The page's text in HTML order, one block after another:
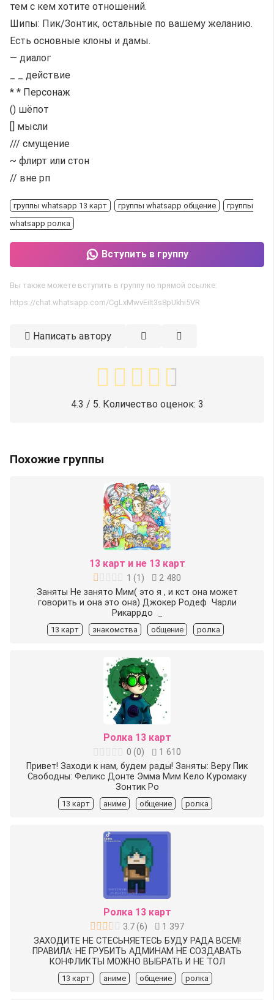
тем с кем хотите отношений.
Шипы: Пик/Зонтик, остальные по вашему желанию.
Есть основные клоны и дамы.
— диалог
_ _ действие
* * Персонаж
() шёпот
[] мысли
/// смущение
~ флирт или стон
// вне рп
группы whatsapp 13 карт группы whatsapp общение
группы
whatsapp ролка
Вступить в группу
Вы также можете вступить в группу по прямой ссылке:
https://chat.whatsapp.com/CgLxMwvEiIt3s8pUkhi5VR
Написать автору
4.3 / 5. Количество оценок: 3
Похожие группы
13 карт и не 13 карт
1 (1 )
2 480
Заняты Не занято️ Мим( это я , и кст она может
говорить и она это она) Джокер️ Родеф ️ Чарли️
Рикаррдо ️ _
13 карт знакомства общение ролка
Ролка 13 карт
0 (0)
1 610
Привет! Заходи к нам, будем рады! Заняты: Веру Пик
Свободны: Феликс Донте Эмма Мим Кело Куромаку
Зонтик Ро
13 карт аниме общение ролка
Ролка 13 карт
3.7(6)
1 397
ЗАХОДИТЕ НЕ СТЕСЬНЯЕТЕСЬ БУДУ РАДА ВСЕМ!
ПРАВИЛА: НЕ ГРУБИТЬ АДМИНАМ НЕ СОЗДАВАТЬ
КОНФЛИКТЫ МОЖНО ВЫБРАТЬ И НЕ ТОЛ
13 карт аниме общение ролка